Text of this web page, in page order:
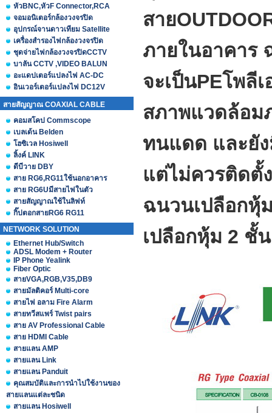
หัวBNC,หัวF Connector,RCA
จอมอนิเตอร์กล้องวงจรปิด
อุปกรณ์จานดาวเทียม Satellite
เครื่องสำรองไฟกล้องวงจรปิด
ชุดจ่ายไฟกล้องวงจรปิดCCTV
บาลัน CCTV ,VIDEO BALUN
อะแดปเตอร์แปลงไฟ AC-DC
อินเวอร์เตอร์แปลงไฟ DC12V
สายสัญญาณ COAXIAL CABLE
คอมสโคป Commscope
เบลเด้น Belden
โฮซิเวล Hosiwell
ลิ้งค์ LINK
ดีบีวาย DBY
สาย RG6,RG11ใช้นอกอาคาร
สาย RG6Uมีสายไฟในตัว
สายสัญญาณใช้ในลิฟท์
กิ๊ปตอกสายRG6 RG11
NETWORK SOLUTION
Ethernet Hub/Switch
ADSL Modem + Router
IP Phone Yealink
Fiber Optic
สายVGA,RGB,V35,DB9
สายมัลติคอร์ Multi-core
สายไฟ อลาม Fire Alarm
สายทวีสแพร์ Twist pairs
สาย AV Professional Cable
สาย HDMI Cable
สายแลน AMP
สายแลน Link
สายแลน Panduit
คุณสมบัติและการนำไปใช้งานของ
สายแลนแต่ละชนิด
สายแลน Hosiwell
สาย
ภายในอาคาร
จะเป็นPEโพลี
สภาพแวดล้อม
ทนแดด และยั
แต่ไม่ควรติดตั้
ฉนวนเปลือกหุ้
เปลือกหุ้ม 2 ชั้